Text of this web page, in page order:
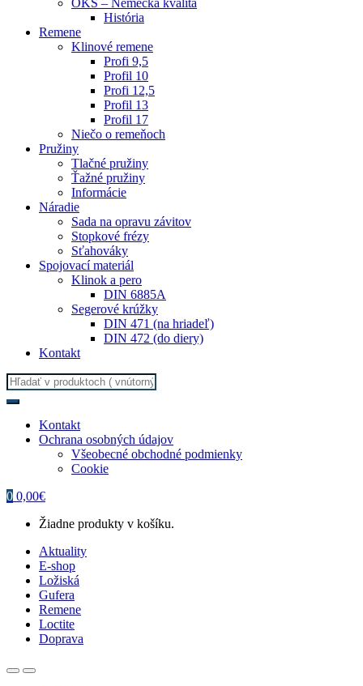
OKS – Nemecká kvalita
História
Remene
Klinové remene
Profi 9,5
Profil 10
Profi 12,5
Profil 13
Profil 17
Niečo o remeňoch
Pružiny
Tlačné pružiny
Ťažné pružiny
Informácie
Náradie
Sada na opravu závitov
Stopkové frézy
Sťahováky
Spojovací materiál
Klinok a pero
DIN 6885A
Segerové krúžky
DIN 471 (na hriadeľ)
DIN 472 (do diery)
Kontakt
Search
for:
Kontakt
Ochrana osobných údajov
Všeobecné obchodné podmienky
Cookie
0 0,00€
Žiadne produkty v košíku.
Aktuality
E-shop
Ložiská
Gufera
Remene
Loctite
Doprava